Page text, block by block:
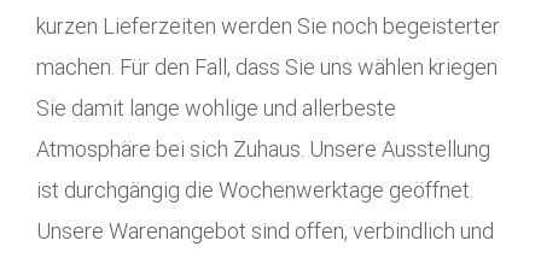
kurzen Lieferzeiten werden Sie noch begeisterter
machen. Für den Fall, dass Sie uns wählen kriegen
Sie damit lange wohlige und allerbeste
Atmosphäre bei sich Zuhaus. Unsere Ausstellung
ist durchgängig die Wochenwerktage geöffnet.
Unsere Warenangebot sind offen, verbindlich und